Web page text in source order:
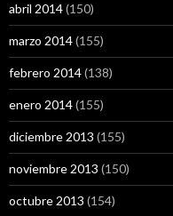
abril 2014(150)
marzo 2014(155)
febrero 2014(138)
enero 2014(155)
diciembre 2013 (155)
noviembre 2013 (150)
octubre 2013 (154)